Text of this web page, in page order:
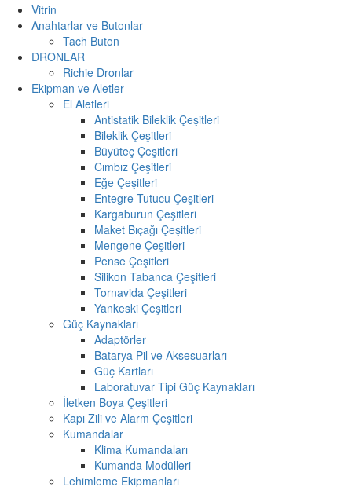
Vitrin
Anahtarlar ve Butonlar
Tach Buton
DRONLAR
Richie Dronlar
Ekipman ve Aletler
El Aletleri
Antistatik Bileklik Çeşitleri
Bileklik Çeşitleri
Büyüteç Çeşitleri
Cımbız Çeşitleri
Eğe Çeşitleri
Entegre Tutucu Çeşitleri
Kargaburun Çeşitleri
Maket Bıçağı Çeşitleri
Mengene Çeşitleri
Pense Çeşitleri
Silikon Tabanca Çeşitleri
Tornavida Çeşitleri
Yankeski Çeşitleri
Güç Kaynakları
Adaptörler
Batarya Pil ve Aksesuarları
Güç Kartları
Laboratuvar Tipi Güç Kaynakları
İletken Boya Çeşitleri
Kapı Zili ve Alarm Çeşitleri
Kumandalar
Klima Kumandaları
Kumanda Modülleri
Lehimleme Ekipmanları